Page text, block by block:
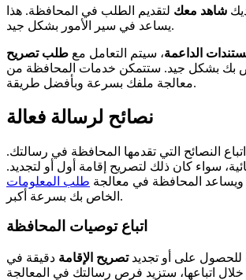
شاهد معك لتقديم الطلب في المحافظة. هذا
يساعد في سير الأمور بشكل جيد.
الداعمة، سيتم التعامل مع طلب تصريح
بك بشكل جيد. ستتمكن خدمات المحافظة من
معالجة ملفك بسرعة وبأفضل طريقة.
نصائح لرسالة فعالة
النصائح التي تقدمها المحافظة في رسالتك.
سواء كان ذلك لتصريح إقامة أول أو لتجديد.
ويساعد المحافظة في معالجة طلب المعلومات
الخاص بك بسرعة أكبر.
اتباع توصيات المحافظة
للحصول على أو تجديدتصريح الإقامة دقيقة في
اتباعها، ستزيد فرص رسالتك في المعالجة